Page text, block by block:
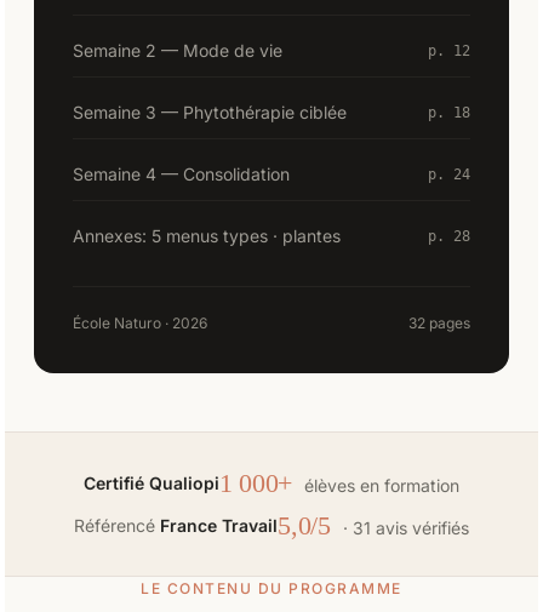
Semaine 2 — Mode de vie p. 12
Semaine 3 — Phytothérapie ciblée p. 18
Semaine 4 — Consolidation p. 24
Annexes: 5 menus types · plantes p. 28
École Naturo · 2026 32 pages
Certifié Qualiopi1 000+ élèves en formation
Référencé France Travail5,0/5 · 31 avis vérifiés
LE CONTENU DU PROGRAMME